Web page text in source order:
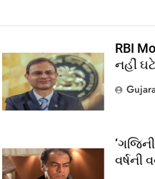
RBI
નહીં ઘટે
વર્ષની